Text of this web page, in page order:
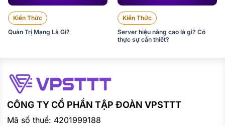
Kiến Thức
Quản Trị Mạng Là Gì?
Kiến Thức
Server hiệu năng cao là gì? Có
thực sự cần thiết?
CÔNG TY CỔ PHẦN TẬP ĐOÀN VPSTTT
Mã số thuế: 4201999188